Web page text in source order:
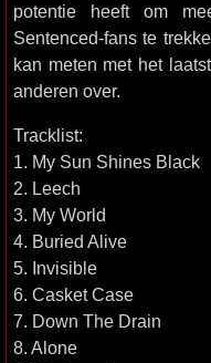
potentie heeft om
Sentenced-fans te
kan meten met het
anderen over.
Tracklist:
1. My Sun Shines Black
2. Leech
3. My World
4. Buried Alive
5. Invisible
6. Casket Case
7. Down The Drain
8. Alone